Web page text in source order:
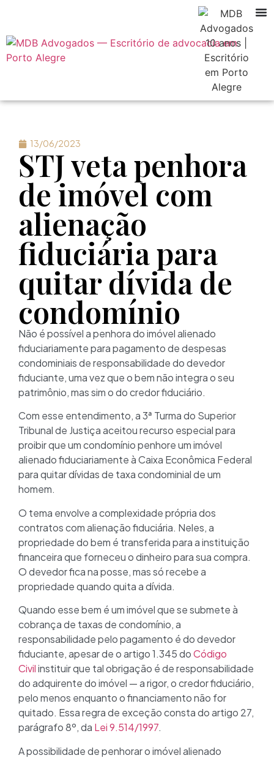
13/06/2023
STJ veta penhora
de imóvel com
alienação
fiduciária para
quitar dívida de
condomínio
Não é possível a penhora do imóvel alienado
fiduciariamente para pagamento de despesas
condominiais de responsabilidade do devedor
fiduciante, uma vez que o bem não integra o seu
patrimônio, mas sim o do credor fiduciário.
Com esse entendimento, a 3ª Turma do Superior
Tribunal de Justiça aceitou recurso especial para
proibir que um condomínio penhore um imóvel
alienado fiduciariamente à Caixa Econômica Federal
para quitar dívidas de taxa condominial de um
homem.
O tema envolve a complexidade própria dos
contratos com alienação fiduciária. Neles, a
propriedade do bem é transferida para a instituição
financeira que forneceu o dinheiro para sua compra.
O devedor fica na posse, mas só recebe a
propriedade quando quita a dívida.
Quando esse bem é um imóvel que se submete à
cobrança de taxas de condomínio, a
responsabilidade pelo pagamento é do devedor
fiduciante, apesar de o artigo 1.345 doCódigo
Civilinstituir que tal obrigação é de responsabilidade
do adquirente do imóvel — a rigor, o credor fiduciário,
pelo menos enquanto o financiamento não for
quitado. Essa regra de exceção consta do artigo 27,
parágrafo 8º, da Lei 9.514/1997.
A possibilidade de penhorar o imóvel alienado